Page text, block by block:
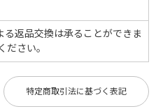
る返品交換は承ることができま
ださい。
特定商取引法に基づく表記